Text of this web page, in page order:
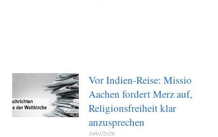
Vor Indien-Reise: Missio
Aachen fordert Merz auf,
Religionsfreiheit klar
anzusprechen
10/01/2026